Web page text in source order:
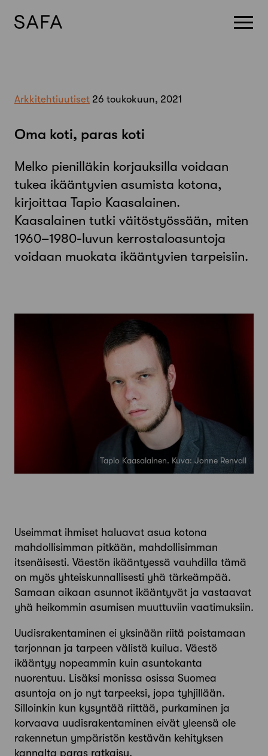
Arkkitehtiuutiset 26 toukokuun, 2021
Oma koti, paras koti
Melko pienilläkin korjauksilla voidaan
tukea ikääntyvien asumista kotona­,
kirjoittaa Tapio Kaasalainen.
Kaasalainen tutki väitöstyössään, miten
1960–1980-luvun kerrostaloasuntoja
voidaan muokata ikääntyvien tarpeisiin.
Tapio Kaasalainen. Kuva: Jonne Renvall
Useimmat ihmiset haluavat asua kotona
mahdollisimman pitkään, mahdollisimman
itsenäisesti. Väestön ikääntyessä vauhdilla tämä
on myös yhteiskunnallisesti yhä tärkeämpää.
Samaan aikaan asunnot ikääntyvät ja vastaavat
yhä heikommin asumisen muuttuviin vaatimuksiin.
Uudisrakentaminen ei yksinään riitä poistamaan
tarjonnan ja tarpeen välistä kuilua. Väestö
ikääntyy nopeammin kuin asunto­kanta
nuorentuu. Lisäksi monissa osissa Suomea
asuntoja on jo nyt tarpeeksi, jopa tyhjillään.
Silloinkin kun kysyntää riittää, purkaminen ja
korvaava uudisrakentaminen eivät yleensä ole
rakennetun ympäristön kestävän kehityksen
kannalta paras ratkaisu.